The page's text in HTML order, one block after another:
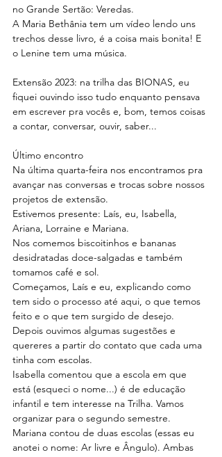
no Grande Sertão: Veredas.
A Maria Bethânia tem um vídeo lendo uns
trechos desse livro, é a coisa mais bonita! E
o Lenine tem uma música.
Extensão 2023: na trilha das BIONAS, eu
fiquei ouvindo isso tudo enquanto pensava
em escrever pra vocês e, bom, temos coisas
a contar, conversar, ouvir, saber...
Último encontro
Na última quarta-feira nos encontramos pra
avançar nas conversas e trocas sobre nossos
projetos de extensão.
Estivemos presente: Laís, eu, Isabella,
Ariana, Lorraine e Mariana.
Nos comemos biscoitinhos e bananas
desidratadas doce-salgadas e também
tomamos café e sol.
Começamos, Laís e eu, explicando como
tem sido o processo até aqui, o que temos
feito e o que tem surgido de desejo.
Depois ouvimos algumas sugestões e
quereres a partir do contato que cada uma
tinha com escolas.
Isabella comentou que a escola em que
está (esqueci o nome...) é de educação
infantil e tem interesse na Trilha. Vamos
organizar para o segundo semestre.
Mariana contou de duas escolas (essas eu
anotei o nome: Ar livre e Ângulo). Ambas